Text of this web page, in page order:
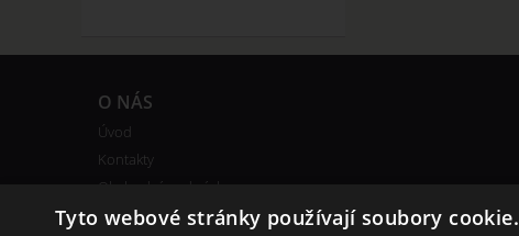
O NÁS
Úvod
Kontakty
Obchodní podmínky
Bonusový program
Tyto webové stránky používají soubory cookie.